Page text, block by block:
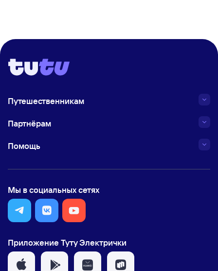
Путешественникам
Партнёрам
Помощь
Мы в социальных сетях
Приложение Туту Электрички